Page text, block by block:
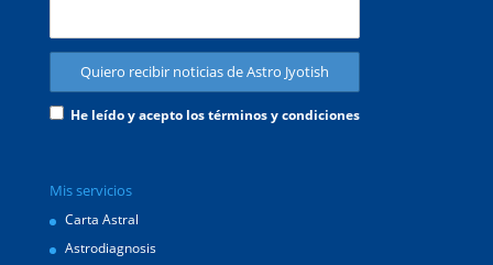
He leído y acepto los términos y condiciones
Mis servicios
Carta Astral
Astrodiagnosis